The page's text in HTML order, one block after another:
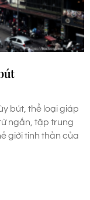
bút, thể loại giáp
ngắn, tập trung
giới tinh thần của